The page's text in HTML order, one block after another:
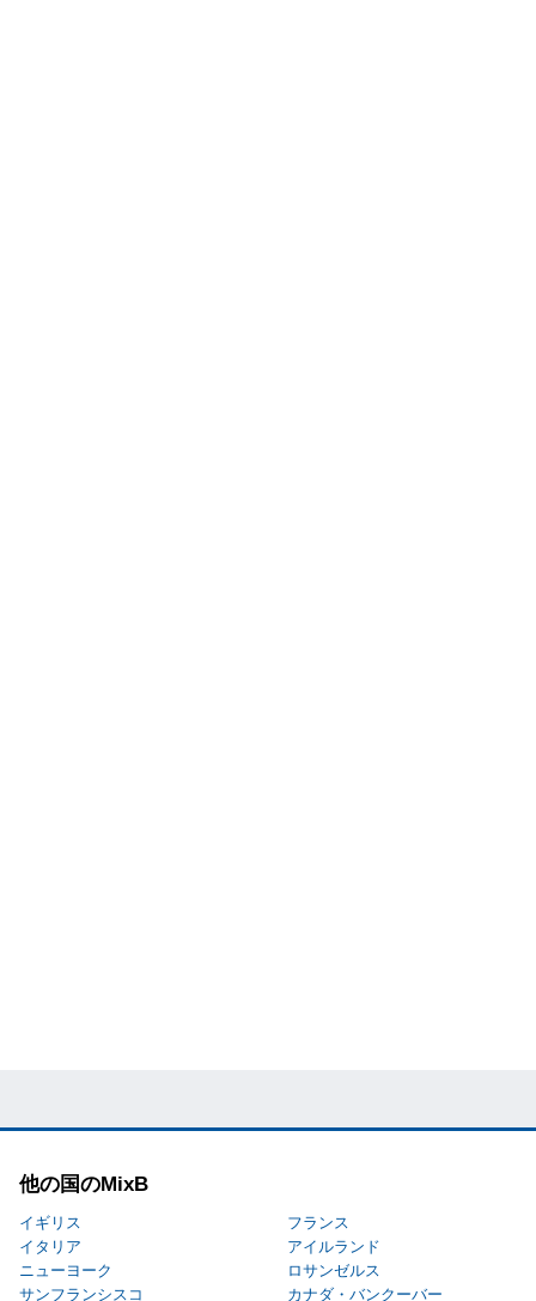
他の国のMixB
イギリス
フランス
イタリア
アイルランド
ニューヨーク
ロサンゼルス
サンフランシスコ
カナダ・バンクーバー